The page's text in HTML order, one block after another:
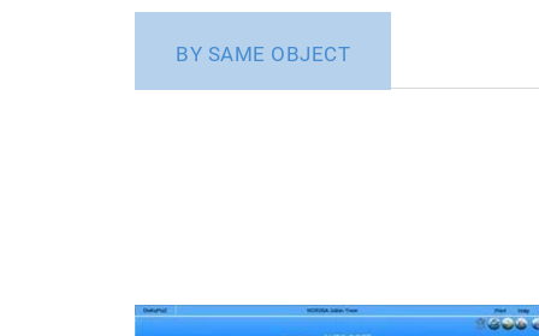
BY SAME OBJECT